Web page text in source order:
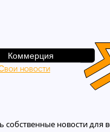
новости для
Коммерция
новости